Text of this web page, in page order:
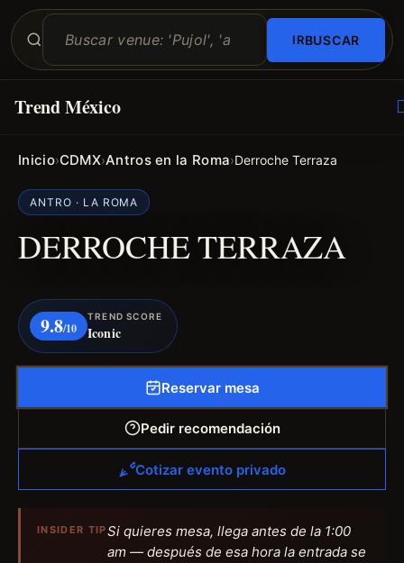
BUSCAR
Trend México
Inicio›CDMX›Antros en la Roma›Derroche Terraza
ANTRO · LA ROMA
DERROCHE TERRAZA
9.8/10
TREND SCORE
Iconic
Reservar mesa
Pedir recomendación
Cotizar evento privado
INSIDER TIPSi quieres mesa, llega antes de la 1:00
am — después de esa hora la entrada se